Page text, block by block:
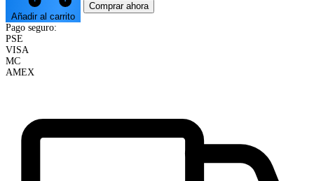
Añadir al carrito
Comprar ahora
Pago seguro:
PSE
VISA
MC
AMEX